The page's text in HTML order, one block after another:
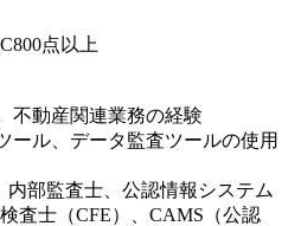
点以上
不動産関連業務の経験
ール、データ監査ツールの使用
内部監査士、公認情報システム
査士（CFE）、CAMS（公認